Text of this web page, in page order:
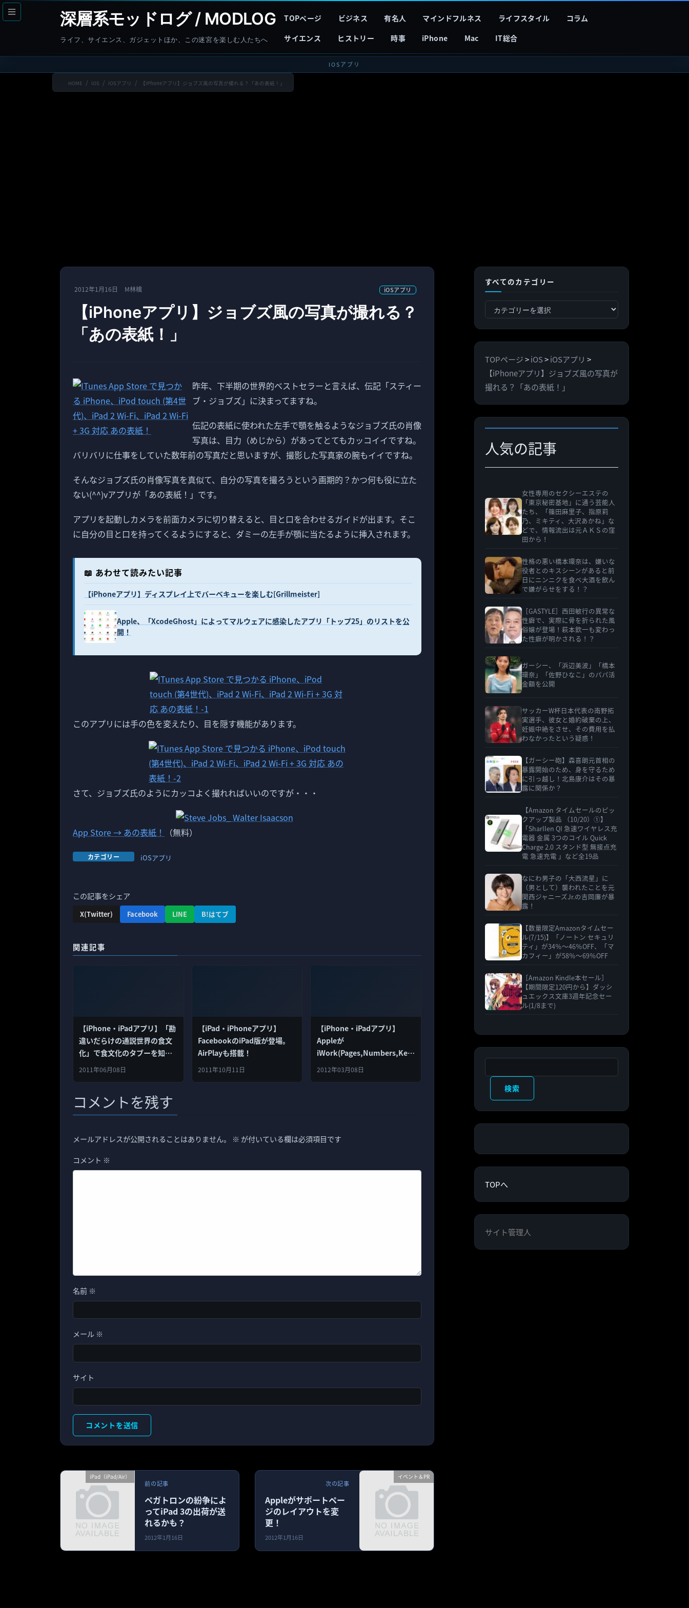
コ
ン
へ
ナ
ビ
ョ
深層系モッドログ / MODLOG
ライフ、サイエンス、ガジェットほか、この迷宮を楽しむ人たちへ
TOPページ ビジネス 有名人 マインドフルネス ライフスタイル
コラム
サイエンス
ヒストリー 時事 iPhone Mac IT総合
IOSアプリ
HOME iOS iOSアプリ 【iPhoneアプリ】ジョブズ風の写真が撮れる？「あの表紙！」
2012年1月16日 M林檎 iOSアプリ
【iPhoneアプリ】ジョブズ風の写真が撮れる？
「あの表紙！」
昨年、下半期の世界的ベストセラーと言えば、伝記「スティー
ブ・ジョブズ」に決まってますね。
伝記の表紙に使われた左手で顎を触るようなジョブズ氏の肖像
写真は、目力（めじから）があってとてもカッコイイですね。
バリバリに仕事をしていた数年前の写真だと思いますが、撮影した写真家の腕もイイですね。
そんなジョブズ氏の肖像写真を真似て、自分の写真を撮ろうという画期的？かつ何も役に立た
ない(^^)vアプリが「あの表紙！」です。
アプリを起動しカメラを前面カメラに切り替えると、目と口を合わせるガイドが出ます。そこ
に自分の目と口を持ってくるようにすると、ダミーの左手が顎に当たるように挿入されます。
📖 あわせて読みたい記事
【iPhoneアプリ】ディスプレイ上でバーベキューを楽しむ[Grillmeister]
Apple、「XcodeGhost」によってマルウェアに感染したアプリ「トップ25」のリストを公
開！
このアプリには手の色を変えたり、目を隠す機能があります。
さて、ジョブズ氏のようにカッコよく撮れればいいのですが・・・
App Store → あの表紙！ （無料）
カテゴリー iOSアプリ
この記事をシェア
X(Twitter) Facebook LINE B!はてブ
関連記事
【iPhone・iPadアプリ】「勘
違いだらけの通説世界の食文
化」で食文化のタブーを知
る！
2011年06月08日
【iPad・iPhoneアプリ】
FacebookのiPad版が登場。
AirPlayも搭載！
2011年10月11日
【iPhone・iPadアプリ】
Appleが
iWork(Pages,Numbers,Key
note）、iMovie、iTunes U、
2012年03月08日
コメントを残す
メールアドレスが公開されることはありません。 ※ が付いている欄は必須項目です
コメント ※
名前 ※
メール ※
サイト
iPad（iPad/Air）
前の記事
ペガトロンの紛争によ
ってiPad 3の出荷が送
れるかも？
2012年1月16日
イベント＆PR
次の記事
Appleがサポートペー
ジのレイアウトを変
更！
2012年1月16日
すべてのカテゴリー
べ
カ
テ
ゴ
リ
ー
TOPページ>iOS>iOSアプリ >
【iPhoneアプリ】ジョブズ風の写真が
撮れる？「あの表紙！」
人気の記事
女性専用のセクシーエステの
「東京秘密基地」に通う芸能人
たち、「篠田麻里子、指原莉
乃、ミキティ、大沢あかね」な
どで、情報流出は元ＡＫＳの窪
田から！
性格の悪い橋本環奈は、嫌いな
役者とのキスシーンがあると前
日にニンニクを食べ大酒を飲ん
で嫌がらせをする！？
［GASTYLE］西田敏行の異常な
性癖で、実際に骨を折られた風
俗嬢が登場！萩本欽一も変わっ
た性癖が明かされる！？
ガーシー、「浜辺美波」「橋本
環奈」「佐野ひなこ」のパパ活
金額を公開
サッカーW杯日本代表の南野拓
実選手、彼女と婚約破棄の上、
妊娠中絶をさせ、その費用を払
わなかったという疑惑！
【ガーシー砲】森喜朗元首相の
暴露開始のため、身を守るため
に引っ越し！北島康介はその暴
露に関係か？
【Amazon タイムセールのピッ
クアップ製品 （10/20）①】
「Sharllen QI 急速ワイヤレス充
電器 金属 3つのコイル Quick
Charge 2.0 スタンド型 無接点充
電 急速充電 」など全19品
なにわ男子の「大西流星」に
（男として）襲われたことを元
関西ジャニーズJr.の吉岡廉が暴
露！
【数量限定Amazonタイムセー
ル(7/15)】「ノートン セキュリ
ティ」が34％〜46％OFF、「マ
カフィー」が58％〜69％OFF
［Amazon Kindle本セール］
【期間限定120円から】ダッシ
ュエックス文庫3週年記念セー
ル(1/8まで)
検索
TOPへ
サイト管理人